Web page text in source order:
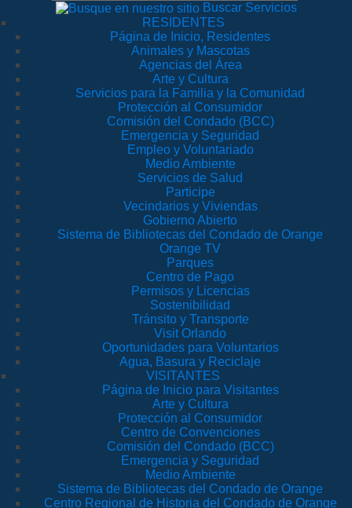
Buscar Servicios
RESIDENTES
Página de Inicio, Residentes
Animales y Mascotas
Agencias del Área
Arte y Cultura
Servicios para la Familia y la Comunidad
Protección al Consumidor
Comisión del Condado (BCC)
Emergencia y Seguridad
Empleo y Voluntariado
Medio Ambiente
Servicios de Salud
Participe
Vecindarios y Viviendas
Gobierno Abierto
Sistema de Bibliotecas del Condado de Orange
Orange TV
Parques
Centro de Pago
Permisos y Licencias
Sostenibilidad
Tránsito y Transporte
Visit Orlando
Oportunidades para Voluntarios
Agua, Basura y Reciclaje
VISITANTES
Página de Inicio para Visitantes
Arte y Cultura
Protección al Consumidor
Centro de Convenciones
Comisión del Condado (BCC)
Emergencia y Seguridad
Medio Ambiente
Sistema de Bibliotecas del Condado de Orange
Centro Regional de Historia del Condado de Orange